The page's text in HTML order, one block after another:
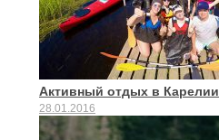
Активный отдых в Карелии
28.01.2016